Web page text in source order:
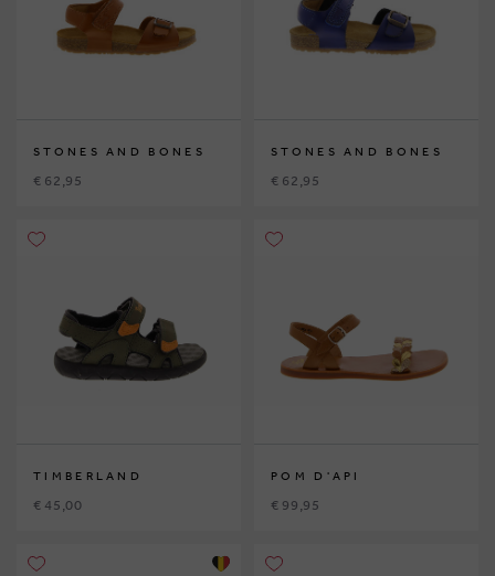
STONES AND BONES
€ 62,95
STONES AND BONES
€ 62,95
TIMBERLAND
€ 45,00
POM D'API
€ 99,95